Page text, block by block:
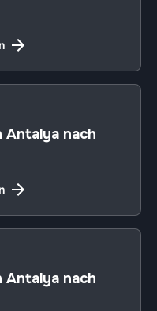
Antalya nach
Antalya nach